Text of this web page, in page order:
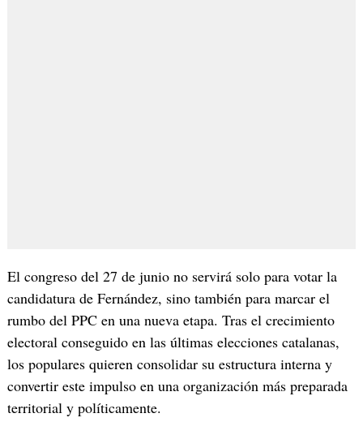
El congreso del 27 de junio no servirá solo para votar la
candidatura de Fernández, sino también para marcar el
rumbo del PPC en una nueva etapa. Tras el crecimiento
electoral conseguido en las últimas elecciones catalanas,
los populares quieren consolidar su estructura interna y
convertir este impulso en una organización más preparada
territorial y políticamente.